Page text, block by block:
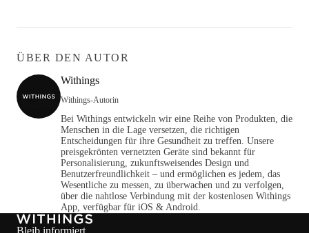
ÜBER DEN AUTOR
Withings
Withings-Autorin
Bei Withings entwickeln wir eine Reihe von Produkten, die
Menschen in die Lage versetzen, die richtigen
Entscheidungen für ihre Gesundheit zu treffen. Unsere
preisgekrönten vernetzten Geräte sind bekannt für
Personalisierung, zukunftsweisendes Design und
Benutzerfreundlichkeit – und ermöglichen es jedem, das
Wesentliche zu messen, zu überwachen und zu verfolgen,
über die nahtlose Verbindung mit der kostenlosen Withings
App, verfügbar für iOS & Android.